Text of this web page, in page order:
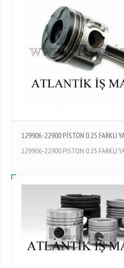
129906-22900 PİSTON 0.25 FARKLI
129906-22900 PİSTON 0.25 FARKLI